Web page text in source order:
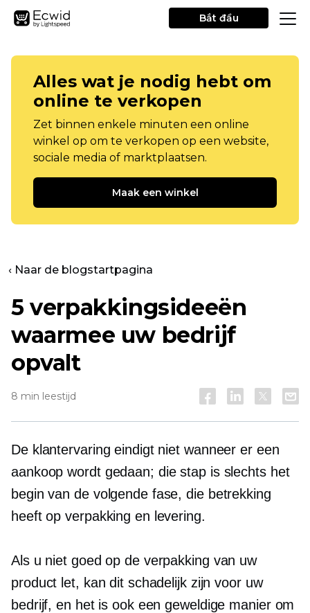
Bắt đầu
Alles wat je nodig hebt om
online te verkopen
Zet binnen enkele minuten een online
winkel op om te verkopen op een website,
sociale media of marktplaatsen.
Maak een winkel
‹ Naar de blogstartpagina
5 verpakkingsideeën
waarmee uw bedrijf
opvalt
8 min leestijd
De klantervaring eindigt niet wanneer er een
aankoop wordt gedaan; die stap is slechts het
begin van de volgende fase, die betrekking
heeft op verpakking en levering.
Als u niet goed op de verpakking van uw
product let, kan dit schadelijk zijn voor uw
bedrijf, en het is ook een geweldige manier om